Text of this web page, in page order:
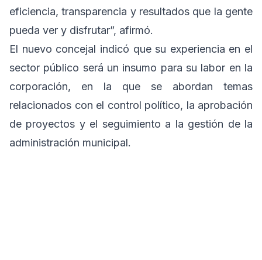
eficiencia, transparencia y resultados que la gente
pueda ver y disfrutar”, afirmó.
El nuevo concejal indicó que su experiencia en el
sector público será un insumo para su labor en la
corporación, en la que se abordan temas
relacionados con el control político, la aprobación
de proyectos y el seguimiento a la gestión de la
administración municipal.